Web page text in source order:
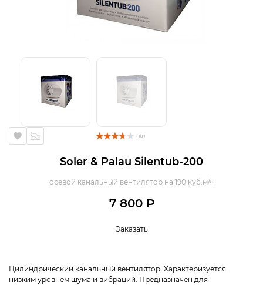
( 18 )
Soler & Palau Silentub-200
осевой канальный вентилятор на 190 куб.м/ч
7 800 Р
Заказать
Цилиндрический канальный вентилятор. Характеризуется
низким уровнем шума и вибраций. Предназначен для